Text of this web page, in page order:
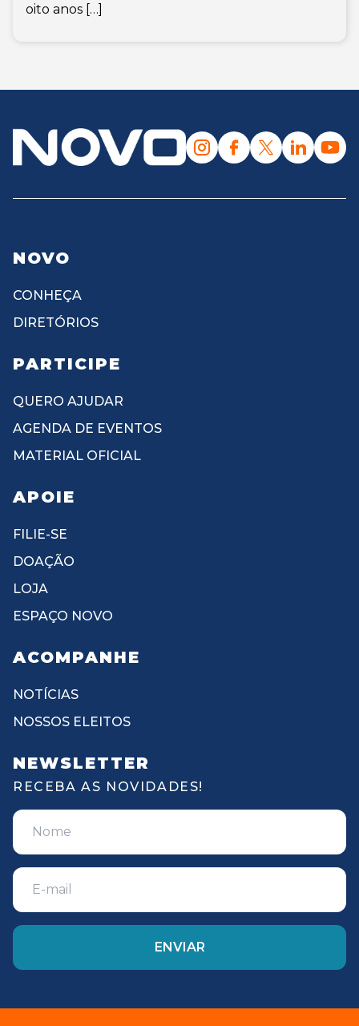
oito anos […]
NOVO
CONHEÇA
DIRETÓRIOS
PARTICIPE
QUERO AJUDAR
AGENDA DE EVENTOS
MATERIAL OFICIAL
APOIE
FILIE-SE
DOAÇÃO
LOJA
ESPAÇO NOVO
ACOMPANHE
NOTÍCIAS
NOSSOS ELEITOS
NEWSLETTER
RECEBA AS NOVIDADES!